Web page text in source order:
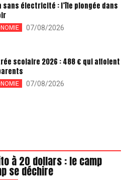
sans électricité : l’île plongée dans
07/08/2026
scolaire 2026 : 488 € qui affolent
07/08/2026
à 20 dollars : le camp
se déchire